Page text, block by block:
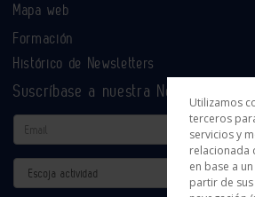
Mapa web
Formación
Histórico de Newsletters
Suscríbase a nuestra Newsletter
Email
Actividad
Utilizamos
terceros
servicios y
relacionada
en base a
partir de